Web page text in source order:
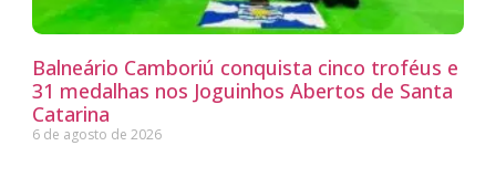
Balneário Camboriú conquista cinco troféus e
31 medalhas nos Joguinhos Abertos de Santa
Catarina
6 de agosto de 2026